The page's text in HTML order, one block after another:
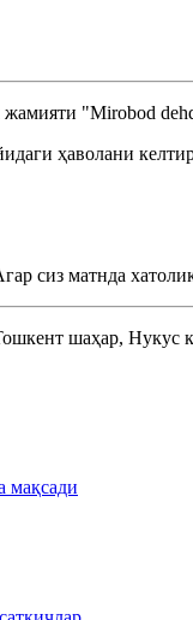
"Mirobod
ҳаволани
сиз матнда
шаҳар, Нукус
мақсади